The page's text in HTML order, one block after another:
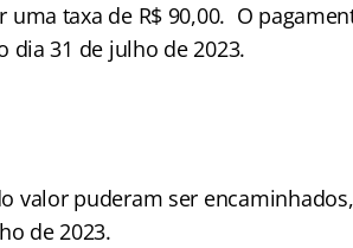
taxa de R$ 90,00. O
dia 31 de julho de 2023.
valor puderam ser
de 2023.